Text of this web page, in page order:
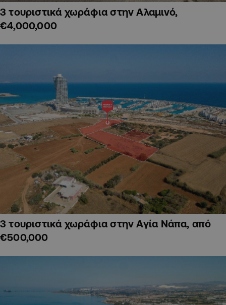
3 τουριστικά χωράφια στην Αλαμινό,
€4,000,000
3 τουριστικά χωράφια στην Αγία Νάπα, από
€500,000